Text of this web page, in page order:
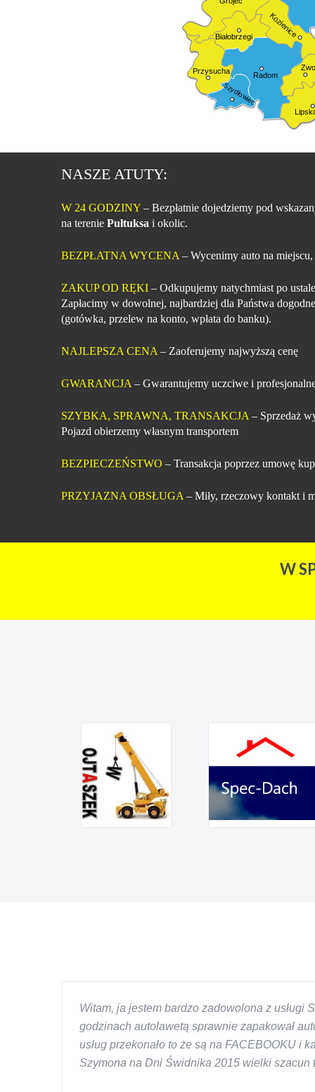
Białobrzegi
Radom
Przysucha
Szydłowiec
Kozienice
NASZE ATUTY:
W 24 GODZINY – Bezpłatnie dojedziemy pod
na terenie Pułtuksa i okolic.
BEZPŁATNA WYCENA – Wycenimy auto na
ZAKUP OD RĘKI – Odkupujemy natychmiast po
Zapłacimy w dowolnej, najbardziej dla Państwa
(gotówka, przelew na konto, wpłata do banku).
NAJLEPSZA CENA – Zaoferujemy najwyższą cenę
GWARANCJA – Gwarantujemy uczciwe i
SZYBKA, SPRAWNA, TRANSAKCJA – Sprzedaż
Pojazd obierzemy własnym transportem
BEZPIECZEŃSTWO – Transakcja poprzez umowę
PRZYJAZNA OBSŁUGA – Miły, rzeczowy kontakt i
W
Witam, ja jestem bardzo zadowolona z usługi
godzinach autolawetą sprawnie zapakował
usług przekonało to że są na FACEBOOKU i
Szymona na Dni Świdnika 2015 wielki szacun